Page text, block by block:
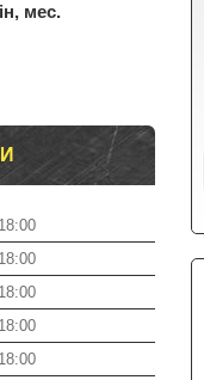
мес.
18:00
18:00
18:00
18:00
18:00